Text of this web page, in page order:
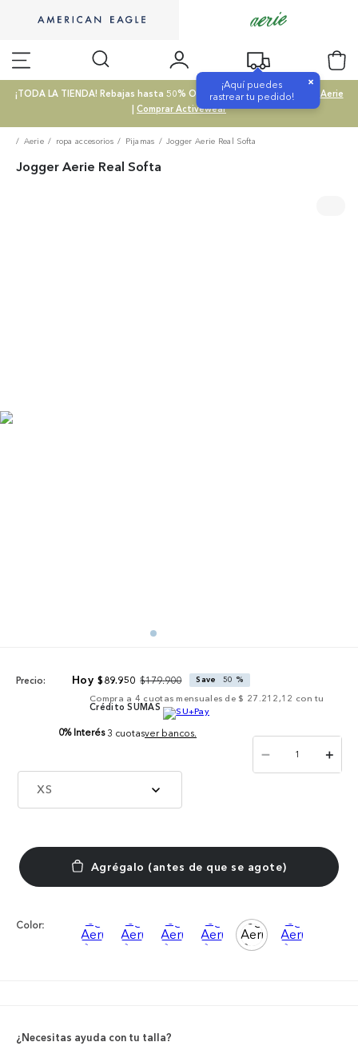
¡Aquí puedes
rastrear tu pedido!
×
¡TODA LA TIENDA! Rebajas hasta 50% OFF |Comprar SALE|Comprar Aerie
| Comprar Activewear
Aerie ropa accesorios Pijamas Jogger Aerie Real Softa
Jogger Aerie Real Softa
Precio: $89.950 $179.900 Save 50 %
Compra a 4 cuotas mensuales de $ 27.212,12 con tu
Crédito SUMAS
0% Interés 3 cuotasver bancos.
XS
＋
－
Color:
¿Necesitas ayuda con tu talla?